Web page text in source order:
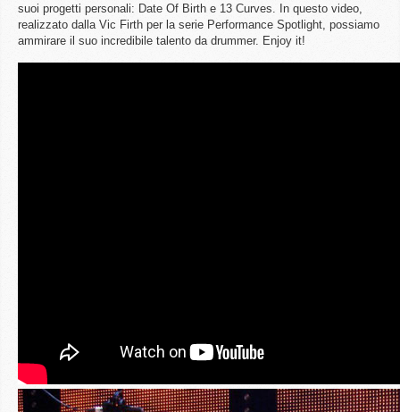
suoi progetti personali: Date Of Birth e 13 Curves. In questo video,
realizzato dalla Vic Firth per la serie Performance Spotlight, possiamo
ammirare il suo incredibile talento da drummer. Enjoy it!